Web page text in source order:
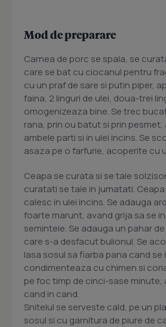
Mod de preparare
Carnea de porc se spala, se
care se bat cu ciocanul pentru
cu un praf de sare si putin piper,
faina, 2 linguri de ulei, doua-trei
omogenizeaza bine. Se trec
rana, prin ou batut si prin
ambele parti si in ulei incins. Se
asaza pe o farfurie, acoperite cu
Ceapa se curata si se taie
curatati se taie in jumatati.
calesc in ulei incins. Se adauga
foarte marunt, avand grija sa se
semintele. Se adauga un pahar
care s-a desfacut bulionul. Se
lasa sosul sa fiarba pana cand se
condimenteaza cu chimen si
pe foc timp de cinci-sase minute,
cand in cand.
Snitelul se serveste cald, pe un
sosul si cu garnitura de piure de